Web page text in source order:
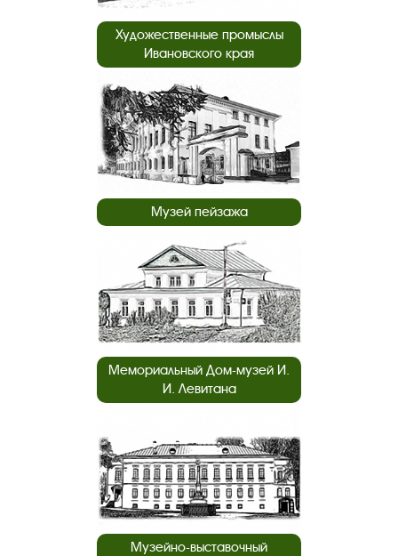
Художественные промыслы
Ивановского края
Музей пейзажа
Мемориальный Дом-музей И.
И. Левитана
Музейно-выставочный